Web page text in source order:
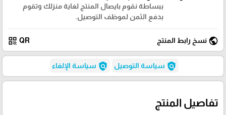
ببساطة نقوم بايصال المنتج لغاية منزلك وتقوم
بدفع الثمن لموظف التوصيل.
public نسخ رابط المنتج QR
qr_code
policy سياسة التوصيل policy سياسة الإلغاء
تفاصيل المنتج